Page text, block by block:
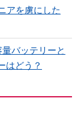
アを虜にした
バッテリーと
はどう？